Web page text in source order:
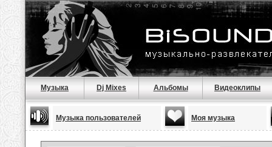
Музыка Dj Mixes Альбомы Видеоклипы
Музыка пользователей Моя музыка